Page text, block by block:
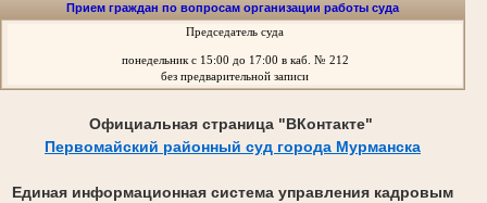
Прием граждан по вопросам организации работы суда
Председатель суда
понедельникс 15:00 до 17:00 в каб. № 212
без предварительной записи
Официальная страница "ВКонтакте"
Первомайский районный суд города Мурманска
Единая информационная система управления кадровым